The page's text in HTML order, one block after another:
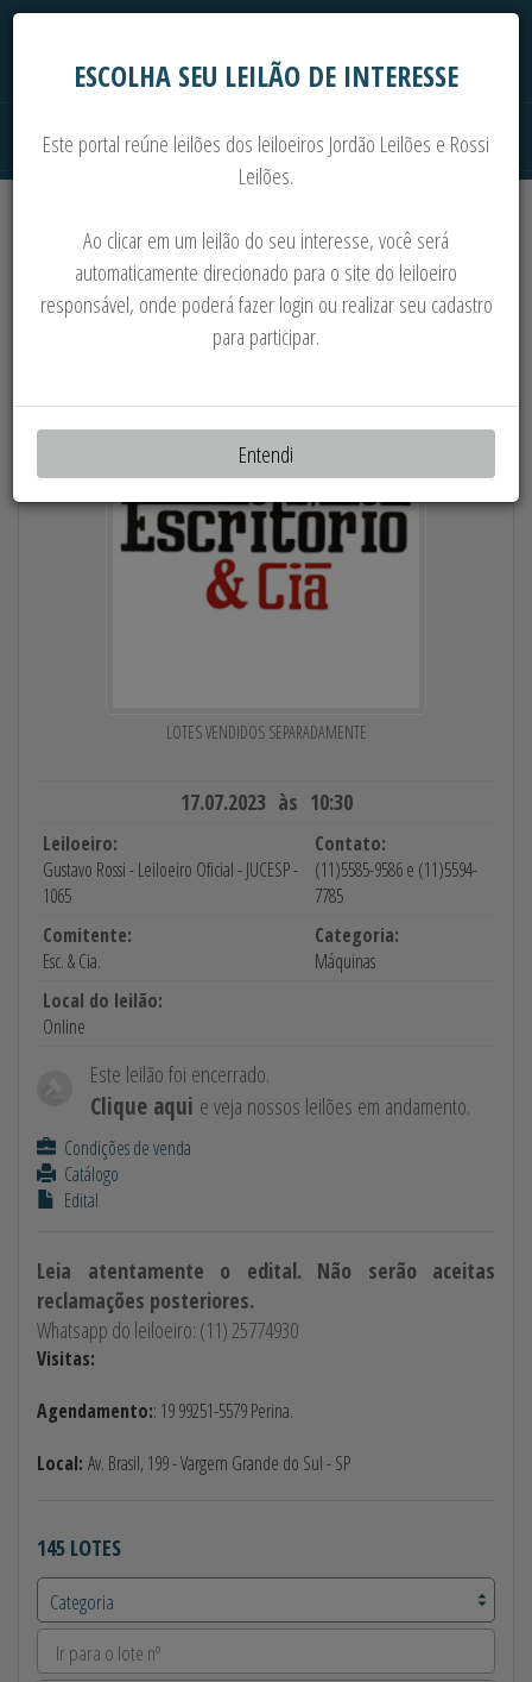
Imoveis Máquinas Sucata
MOTOS * ANTIGUIDADES * PISTOLAS *
MOTORES * BAZAR * EQP. MERGULHO
LOTES VENDIDOS SEPARADAMENTE
17.07.2023 às 10:30
Leiloeiro:
Gustavo Rossi - Leiloeiro Oficial - JUCESP -
1065
Contato:
(11)5585-9586 e (11)5594-
7785
Comitente:
Esc. & Cia.
Categoria:
Máquinas
Local do leilão:
Online
Este leilão foi encerrado.
Clique aqui e veja nossos leilões em andamento.
Condições de venda
Catálogo
Edital
Leia atentamente o edital. Não serão aceitas
reclamações posteriores.
Whatsapp do leiloeiro: (11) 25774930
Visitas:
Agendamento:: 19 99251-5579 Perina.
Local: Av. Brasil, 199 - Vargem Grande do Sul - SP
145 LOTES
ESCOLHA SEU LEILÃO DE INTERESSE
Este portal reúne leilões dos leiloeiros Jordão Leilões e Rossi
Leilões.
Ao clicar em um leilão do seu interesse, você será
automaticamente direcionado para o site do leiloeiro
responsável, onde poderá fazer login ou realizar seu cadastro
para participar.
Entendi